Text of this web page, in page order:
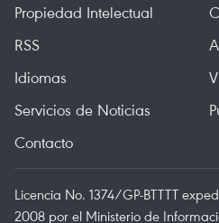
Propiedad Intelectual
RSS
Idiomas
Servicios de Noticias
Contacto
Licencia No. 1374/GP-BTTTT
2008 por el Ministerio de